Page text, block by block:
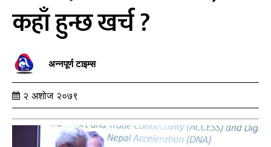
कहाँ हुन्छ खर्च ?
अन्नपूर्ण टाइम्स
२ अशोज २०७९